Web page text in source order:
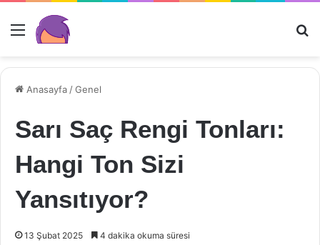
Menü
Anasayfa /Genel
Sarı Saç Rengi Tonları:
Hangi Ton Sizi
Yansıtıyor?
13 Şubat 2025 4 dakika okuma süresi